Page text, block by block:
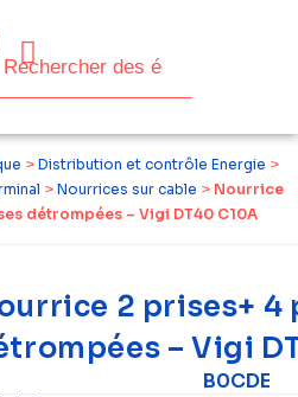
> Distribution et contrôle Energie >
> Nourrices sur cable > Nourrice
détrompées – Vigi DT40 C10A
2 prises+ 4
– Vigi
B0CDE